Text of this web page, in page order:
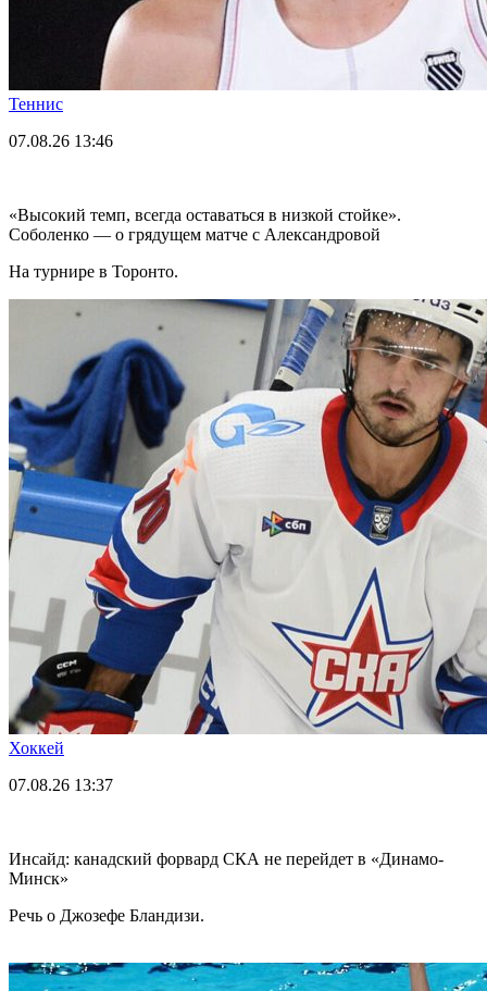
Теннис
07.08.26 13:46
«Высокий темп, всегда оставаться в низкой стойке».
Соболенко — о грядущем матче с Александровой
На турнире в Торонто.
Хоккей
07.08.26 13:37
Инсайд: канадский форвард СКА не перейдет в «Динамо-
Минск»
Речь о Джозефе Бландизи.